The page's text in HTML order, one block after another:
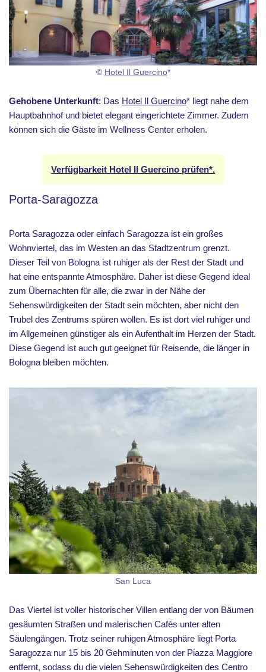
© Hotel Il Guercino*
Gehobene Unterkunft: Das Hotel Il Guercino* liegt nahe dem
Hauptbahnhof und bietet elegant eingerichtete Zimmer. Zudem
können sich die Gäste im Wellness Center erholen.
Verfügbarkeit Hotel Il Guercino prüfen*.
Porta-Saragozza
Porta Saragozza oder einfach Saragozza ist ein großes
Wohnviertel, das im Westen an das Stadtzentrum grenzt.
Dieser Teil von Bologna ist ruhiger als der Rest der Stadt und
hat eine entspannte Atmosphäre. Daher ist diese Gegend ideal
zum Übernachten für alle, die zwar in der Nähe der
Sehenswürdigkeiten der Stadt sein möchten, aber nicht den
Trubel des Zentrums spüren wollen. Es ist dort viel ruhiger und
im Allgemeinen günstiger als ein Aufenthalt im Herzen der Stadt.
Diese Gegend ist auch gut geeignet für Reisende, die länger in
Bologna bleiben möchten.
San Luca
Das Viertel ist voller historischer Villen entlang der von Bäumen
gesäumten Straßen und malerischen Cafés unter alten
Säulengängen. Trotz seiner ruhigen Atmosphäre liegt Porta
Saragozza nur 15 bis 20 Gehminuten von der Piazza Maggiore
entfernt, sodass du die vielen Sehenswürdigkeiten des Centro